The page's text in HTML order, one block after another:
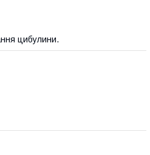
цибулини.